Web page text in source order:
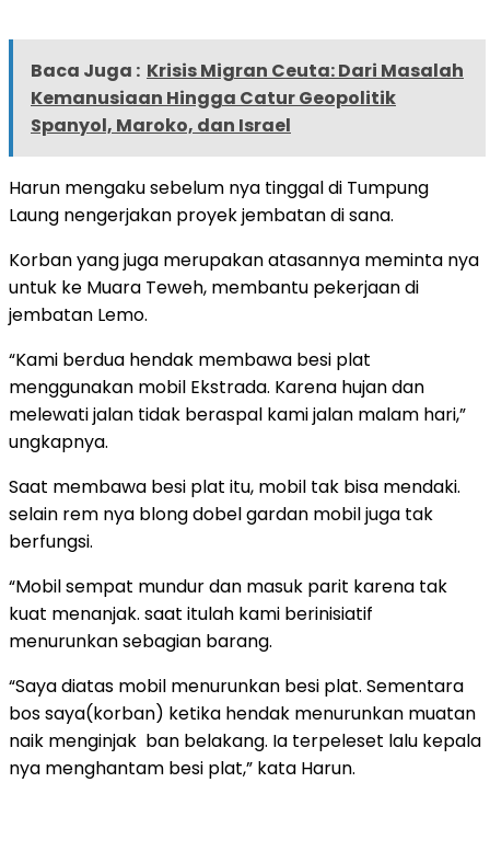
Baca Juga : Krisis Migran Ceuta: Dari Masalah
Kemanusiaan Hingga Catur Geopolitik
Spanyol, Maroko, dan Israel
Harun mengaku sebelum nya tinggal di Tumpung
Laung nengerjakan proyek jembatan di sana.
Korban yang juga merupakan atasannya meminta nya
untuk ke Muara Teweh, membantu pekerjaan di
jembatan Lemo.
“Kami berdua hendak membawa besi plat
menggunakan mobil Ekstrada. Karena hujan dan
melewati jalan tidak beraspal kami jalan malam hari,”
ungkapnya.
Saat membawa besi plat itu, mobil tak bisa mendaki.
selain rem nya blong dobel gardan mobil juga tak
berfungsi.
“Mobil sempat mundur dan masuk parit karena tak
kuat menanjak. saat itulah kami berinisiatif
menurunkan sebagian barang.
“Saya diatas mobil menurunkan besi plat. Sementara
bos saya(korban) ketika hendak menurunkan muatan
naik menginjak ban belakang. Ia terpeleset lalu kepala
nya menghantam besi plat,” kata Harun.